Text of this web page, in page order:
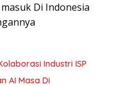
Di Indonesia
Industri ISP
AI Masa Di